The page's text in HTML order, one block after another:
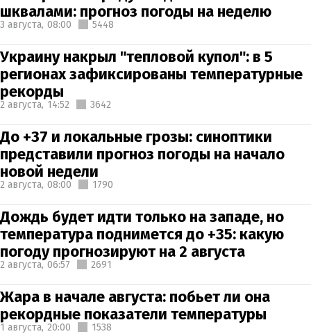
шквалами: прогноз погоды на неделю
3 августа, 08:00 5448
Украину накрыл "тепловой купол": в 5
регионах зафиксированы температурные
рекорды
2 августа, 14:52 3642
До +37 и локальные грозы: синоптики
представили прогноз погоды на начало
новой недели
2 августа, 08:00 1790
Дождь будет идти только на западе, но
температура поднимется до +35: какую
погоду прогнозируют на 2 августа
2 августа, 06:57 2691
Жара в начале августа: побьет ли она
рекордные показатели температуры
1 августа, 20:00 1538